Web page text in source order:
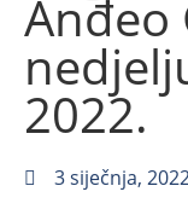
Anđeo
2022.
3 siječnja,